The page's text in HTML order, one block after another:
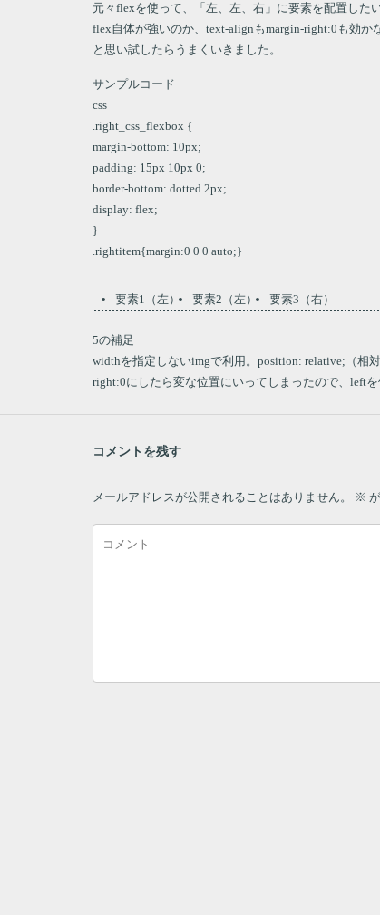
flex自体が強いのか、text-alignもmargin-right:0も効か
と思い試したらうまくいきました。
サンプルコード
.right_css_flexbox {
margin-bottom: 10px;
padding: 15px 10px 0;
border-bottom: dotted 2px;
display: flex;
}
.rightitem{margin:0 0 0 auto;}
要素1（左） 要素2（左） 要素3（右）
5の補足
widthを指定しないimgで利用。position: relative;（相
right:0にしたら変な位置にいってしまったので、leftを
コメントを残す
メールアドレスが公開されることはありません。 ※